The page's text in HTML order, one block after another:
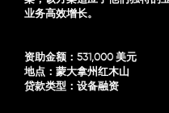
业务高效增长。
资助金额：531,000 美元
地点：蒙大拿州红木山
贷款类型：设备融资